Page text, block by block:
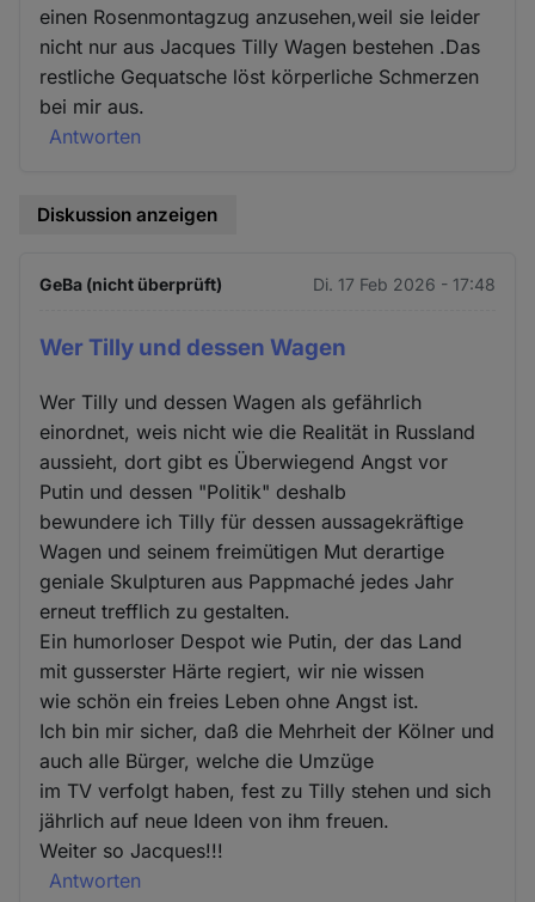
einen Rosenmontagzug anzusehen,weil sie leider
nicht nur aus Jacques Tilly Wagen bestehen .Das
restliche Gequatsche löst körperliche Schmerzen
bei mir aus.
Antworten
Diskussion anzeigen
GeBa (nicht überprüft) Di. 17 Feb 2026 - 17:48
Wer Tilly und dessen Wagen
Wer Tilly und dessen Wagen als gefährlich
einordnet, weis nicht wie die Realität in Russland
aussieht, dort gibt es Überwiegend Angst vor
Putin und dessen "Politik" deshalb
bewundere ich Tilly für dessen aussagekräftige
Wagen und seinem freimütigen Mut derartige
geniale Skulpturen aus Pappmaché jedes Jahr
erneut trefflich zu gestalten.
Ein humorloser Despot wie Putin, der das Land
mit gusserster Härte regiert, wir nie wissen
wie schön ein freies Leben ohne Angst ist.
Ich bin mir sicher, daß die Mehrheit der Kölner und
auch alle Bürger, welche die Umzüge
im TV verfolgt haben, fest zu Tilly stehen und sich
jährlich auf neue Ideen von ihm freuen.
Weiter so Jacques!!!
Antworten